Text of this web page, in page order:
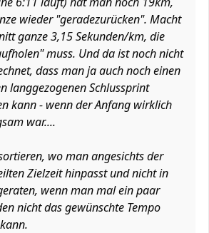
wieder "geradezurücken". Macht
ganze 3,15 Sekunden/km, die
muss. Und da ist noch nicht
dass man ja auch noch einen
langgezogenen Schlussprint
kann - wenn der Anfang wirklich
war....
wo man angesichts der
Zielzeit hinpasst und nicht in
wenn man mal ein paar
nicht das gewünschte Tempo